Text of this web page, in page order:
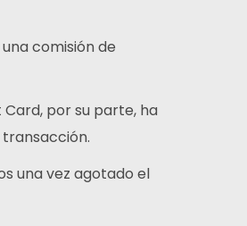
comisión de
por su parte, ha
una vez agotado el